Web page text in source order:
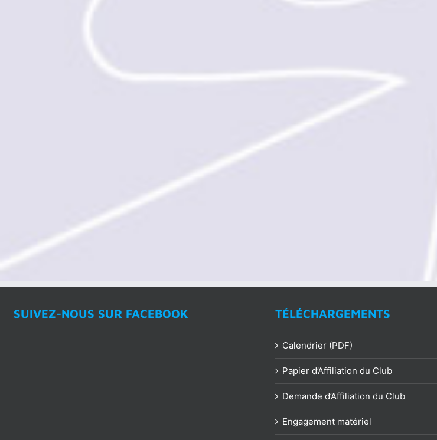
SUIVEZ-NOUS SUR FACEBOOK TÉLÉCHARGEMENTS
Calendrier (PDF)
Papier d’Affiliation du Club
Demande d’Affiliation du Club
Engagement matériel